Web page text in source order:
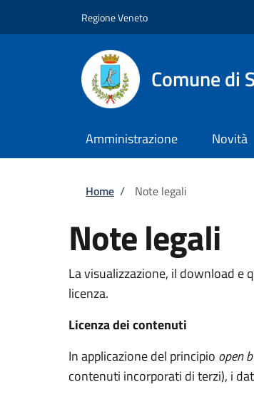
Regione Veneto
Comune di
Amministrazione Novità
Briciole di pane
Home / Note legali
Note legali
La visualizzazione, il download e
licenza.
Licenza dei contenuti
In applicazione del principio open
contenuti incorporati di terzi), i